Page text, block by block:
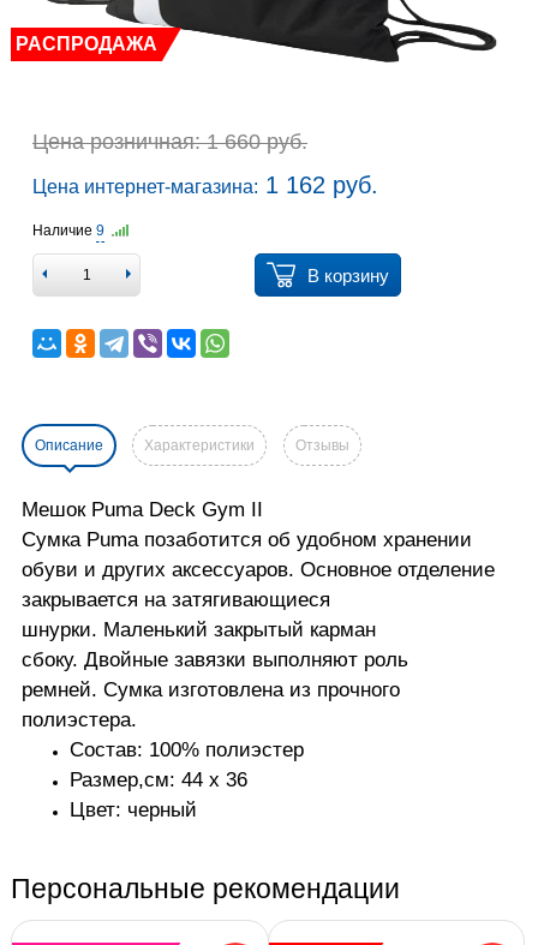
РАСПРОДАЖА
Цена розничная: 1 660 руб.
Цена интернет-магазина: 1 162 руб.
Наличие 9
В корзину
Описание Характеристики Отзывы
Мешок Puma Deck Gym II
Сумка Puma позаботится об удобном хранении
обуви и других аксессуаров. Основное отделение
закрывается на затягивающиеся
шнурки. Маленький закрытый карман
сбоку. Двойные завязки выполняют роль
ремней. Сумка изготовлена из прочного
полиэстера.
Состав: 100% полиэстер
Размер,см: 44 x 36
Цвет: черный
Персональные рекомендации